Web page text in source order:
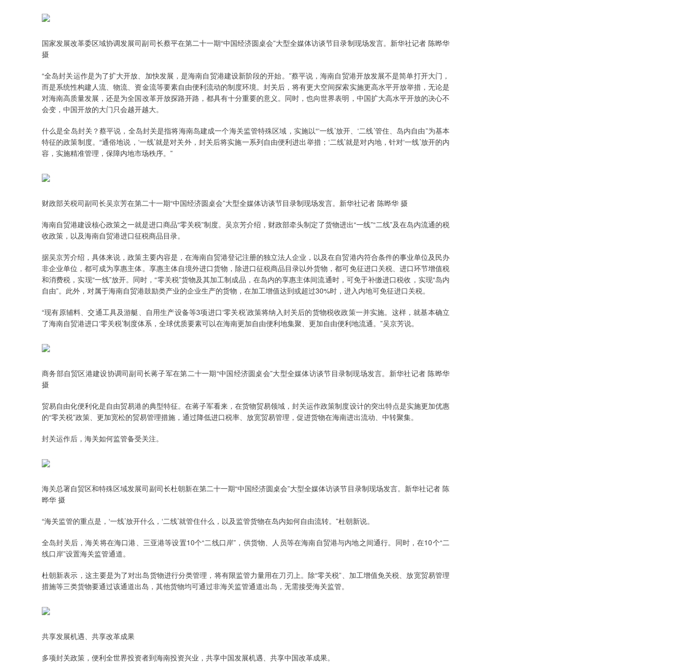
国家发展改革委区域协调发展司副司长蔡平在第二十一期“中国经济圆桌会”大型全媒体访谈节目录制现场发言。新华社记者 陈晔华
摄
“全岛封关运作是为了扩大开放、加快发展，是海南自贸港建设新阶段的开始。”蔡平说，海南自贸港开放发展不是简单打开大门，
而是系统性构建人流、物流、资金流等要素自由便利流动的制度环境。封关后，将有更大空间探索实施更高水平开放举措，无论是
对海南高质量发展，还是为全国改革开放探路开路，都具有十分重要的意义。同时，也向世界表明，中国扩大高水平开放的决心不
会变，中国开放的大门只会越开越大。
什么是全岛封关？蔡平说，全岛封关是指将海南岛建成一个海关监管特殊区域，实施以“‘一线’放开、‘二线’管住、岛内自由”为基本
特征的政策制度。“通俗地说，‘一线’就是对关外，封关后将实施一系列自由便利进出举措；‘二线’就是对内地，针对‘一线’放开的内
容，实施精准管理，保障内地市场秩序。”
财政部关税司副司长吴京芳在第二十一期“中国经济圆桌会”大型全媒体访谈节目录制现场发言。新华社记者 陈晔华 摄
海南自贸港建设核心政策之一就是进口商品“零关税”制度。吴京芳介绍，财政部牵头制定了货物进出“一线”“二线”及在岛内流通的税
收政策，以及海南自贸港进口征税商品目录。
据吴京芳介绍，具体来说，政策主要内容是，在海南自贸港登记注册的独立法人企业，以及在自贸港内符合条件的事业单位及民办
非企业单位，都可成为享惠主体。享惠主体自境外进口货物，除进口征税商品目录以外货物，都可免征进口关税、进口环节增值税
和消费税，实现“一线”放开。同时，“零关税”货物及其加工制成品，在岛内的享惠主体间流通时，可免于补缴进口税收，实现“岛内
自由”。此外，对属于海南自贸港鼓励类产业的企业生产的货物，在加工增值达到或超过30%时，进入内地可免征进口关税。
“现有原辅料、交通工具及游艇、自用生产设备等3项进口‘零关税’政策将纳入封关后的货物税收政策一并实施。这样，就基本确立
了海南自贸港进口‘零关税’制度体系，全球优质要素可以在海南更加自由便利地集聚、更加自由便利地流通。”吴京芳说。
商务部自贸区港建设协调司副司长蒋子军在第二十一期“中国经济圆桌会”大型全媒体访谈节目录制现场发言。新华社记者 陈晔华
摄
贸易自由化便利化是自由贸易港的典型特征。在蒋子军看来，在货物贸易领域，封关运作政策制度设计的突出特点是实施更加优惠
的“零关税”政策、更加宽松的贸易管理措施，通过降低进口税率、放宽贸易管理，促进货物在海南进出流动、中转聚集。
封关运作后，海关如何监管备受关注。
海关总署自贸区和特殊区域发展司副司长杜朝新在第二十一期“中国经济圆桌会”大型全媒体访谈节目录制现场发言。新华社记者 陈
晔华 摄
“海关监管的重点是，‘一线’放开什么，‘二线’就管住什么，以及监管货物在岛内如何自由流转。”杜朝新说。
全岛封关后，海关将在海口港、三亚港等设置10个“二线口岸”，供货物、人员等在海南自贸港与内地之间通行。同时，在10个“二
线口岸”设置海关监管通道。
杜朝新表示，这主要是为了对出岛货物进行分类管理，将有限监管力量用在刀刃上。除“零关税”、加工增值免关税、放宽贸易管理
措施等三类货物要通过该通道出岛，其他货物均可通过非海关监管通道出岛，无需接受海关监管。
共享发展机遇、共享改革成果
多项封关政策，便利全世界投资者到海南投资兴业，共享中国发展机遇、共享中国改革成果。